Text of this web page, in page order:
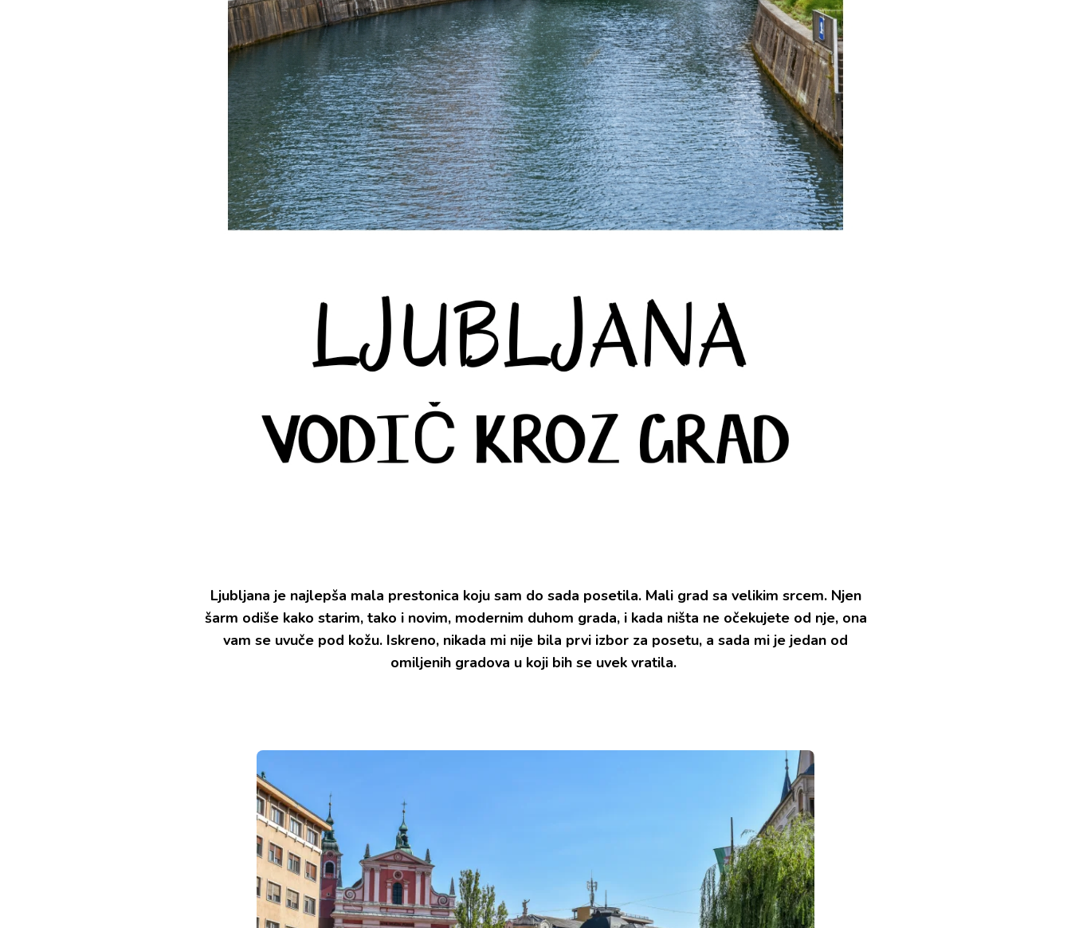
Ljubljana je najlepša mala prestonica koju sam do sada posetila. Mali grad sa velikim srcem. Njen
šarm odiše kako starim, tako i novim, modernim duhom grada, i kada ništa ne očekujete od nje, ona
vam se uvuče pod kožu. Iskreno, nikada mi nije bila prvi izbor za posetu, a sada mi je jedan od
omiljenih gradova u koji bih se uvek vratila.